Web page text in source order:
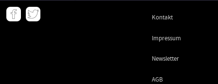
Meta
- Kontakt
Impressum
Newsletter
AGB